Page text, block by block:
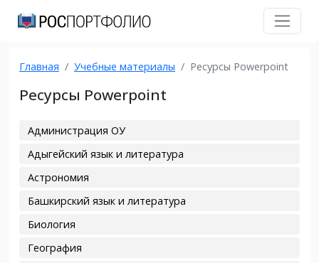
Главная Учебные материалы Ресурсы Powerpoint
Ресурсы Powerpoint
Администрация ОУ
Адыгейский язык и литература
Астрономия
Башкирский язык и литература
Биология
География